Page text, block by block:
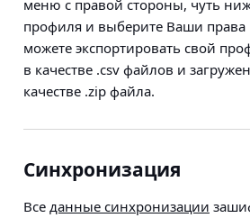
меню с правой стороны, чуть
профиля и выберите Ваши права
можете экспортировать свой
в качестве .csv файлов и
качестве .zip файла.
Синхронизация
Все данные синхронизации